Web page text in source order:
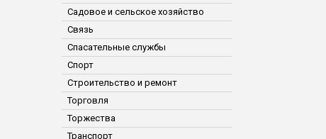
Садовое и сельское хозяйство
Связь
Спасательные службы
Спорт
Строительство и ремонт
Торговля
Торжества
Транспорт